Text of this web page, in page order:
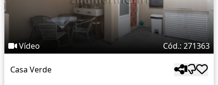
Vídeo Cód.: 271363
Casa Verde